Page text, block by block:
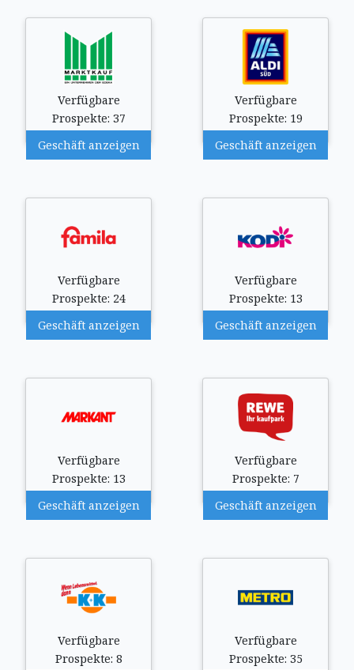
Verfügbare
Prospekte: 37
Geschäft anzeigen
Verfügbare
Prospekte: 19
Geschäft anzeigen
Verfügbare
Prospekte: 24
Geschäft anzeigen
Verfügbare
Prospekte: 13
Geschäft anzeigen
Verfügbare
Prospekte: 13
Geschäft anzeigen
Verfügbare
Prospekte: 7
Geschäft anzeigen
Verfügbare
Prospekte: 8
Verfügbare
Prospekte: 35